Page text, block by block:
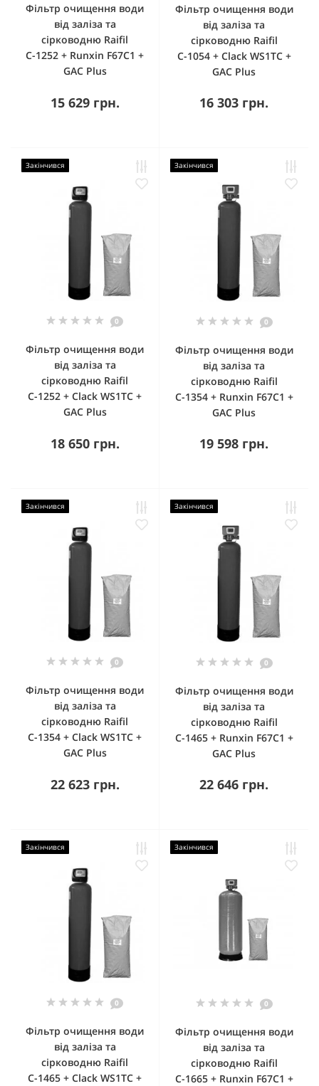
Фільтр очищення води
від заліза та
сірководню Raifil
С-1252 + Runxin F67С1 +
GAC Plus
15 629 грн.
Фільтр очищення води
від заліза та
сірководню Raifil
С-1054 + Clack WS1TC +
GAC Plus
16 303 грн.
Закінчився
0
Фільтр очищення води
від заліза та
сірководню Raifil
С-1252 + Clack WS1TC +
GAC Plus
18 650 грн.
Закінчився
0
Фільтр очищення води
від заліза та
сірководню Raifil
С-1354 + Runxin F67С1 +
GAC Plus
19 598 грн.
Закінчився
0
Фільтр очищення води
від заліза та
сірководню Raifil
С-1354 + Clack WS1TC +
GAC Plus
22 623 грн.
Закінчився
0
Фільтр очищення води
від заліза та
сірководню Raifil
С-1465 + Runxin F67С1 +
GAC Plus
22 646 грн.
Закінчився
0
Фільтр очищення води
від заліза та
сірководню Raifil
С-1465 + Clack WS1TC +
Закінчився
0
Фільтр очищення води
від заліза та
сірководню Raifil
С-1665 + Runxin F67С1 +